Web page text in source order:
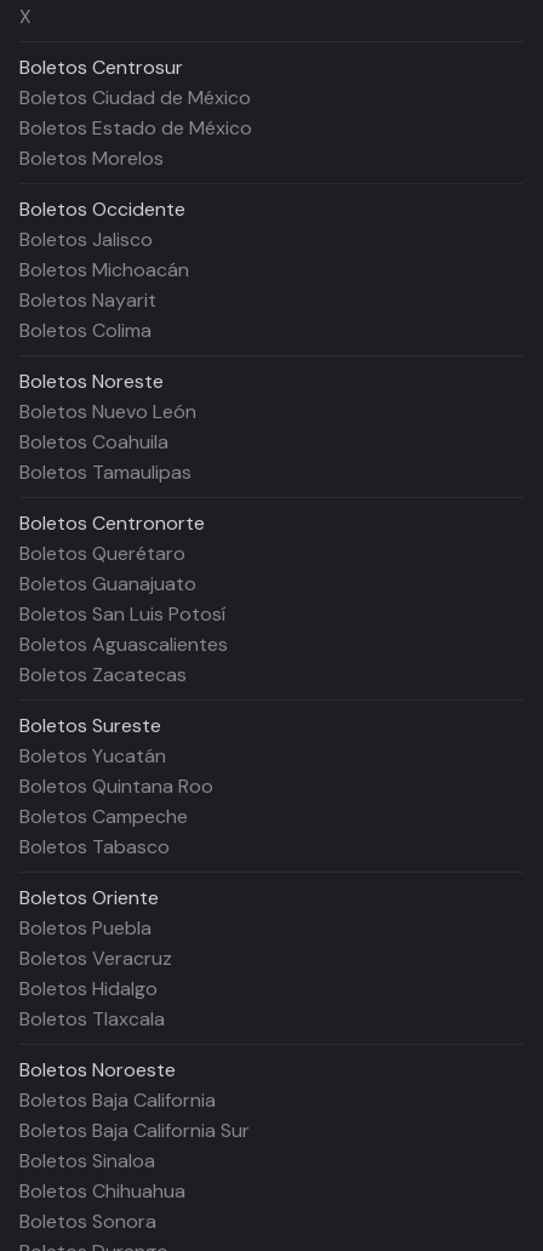
X
Boletos Centrosur
Boletos Ciudad de México
Boletos Estado de México
Boletos Morelos
Boletos Occidente
Boletos Jalisco
Boletos Michoacán
Boletos Nayarit
Boletos Colima
Boletos Noreste
Boletos Nuevo León
Boletos Coahuila
Boletos Tamaulipas
Boletos Centronorte
Boletos Querétaro
Boletos Guanajuato
Boletos San Luis Potosí
Boletos Aguascalientes
Boletos Zacatecas
Boletos Sureste
Boletos Yucatán
Boletos Quintana Roo
Boletos Campeche
Boletos Tabasco
Boletos Oriente
Boletos Puebla
Boletos Veracruz
Boletos Hidalgo
Boletos Tlaxcala
Boletos Noroeste
Boletos Baja California
Boletos Baja California Sur
Boletos Sinaloa
Boletos Chihuahua
Boletos Sonora